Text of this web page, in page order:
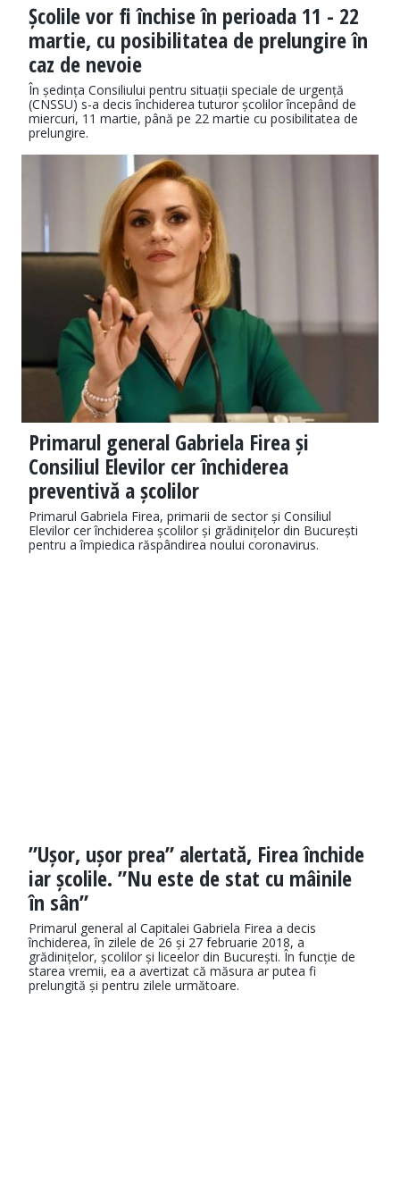
Școlile vor fi închise în perioada 11 - 22
martie, cu posibilitatea de prelungire în
caz de nevoie
În ședința Consiliului pentru situații speciale de urgență
(CNSSU) s-a decis închiderea tuturor școlilor începând de
miercuri, 11 martie, până pe 22 martie cu posibilitatea de
prelungire.
Primarul general Gabriela Firea și
Consiliul Elevilor cer închiderea
preventivă a școlilor
Primarul Gabriela Firea, primarii de sector și Consiliul
Elevilor cer închiderea școlilor și grădinițelor din București
pentru a împiedica răspândirea noului coronavirus.
”Ușor, ușor prea” alertată, Firea închide
iar școlile. ”Nu este de stat cu mâinile
în sân”
Primarul general al Capitalei Gabriela Firea a decis
închiderea, în zilele de 26 și 27 februarie 2018, a
grădinițelor, școlilor și liceelor din București. În funcție de
starea vremii, ea a avertizat că măsura ar putea fi
prelungită și pentru zilele următoare.